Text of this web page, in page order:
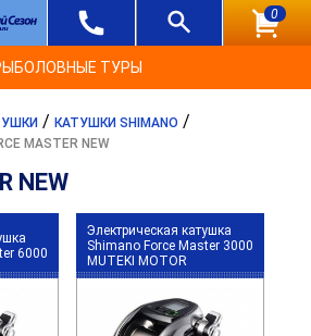
0
ТУРЫ
/ КАТУШКИ SHIMANO /
MASTER NEW
NEW
6000
Электрическая катушка
Shimano Force Master 3000
MUTEKI MOTOR